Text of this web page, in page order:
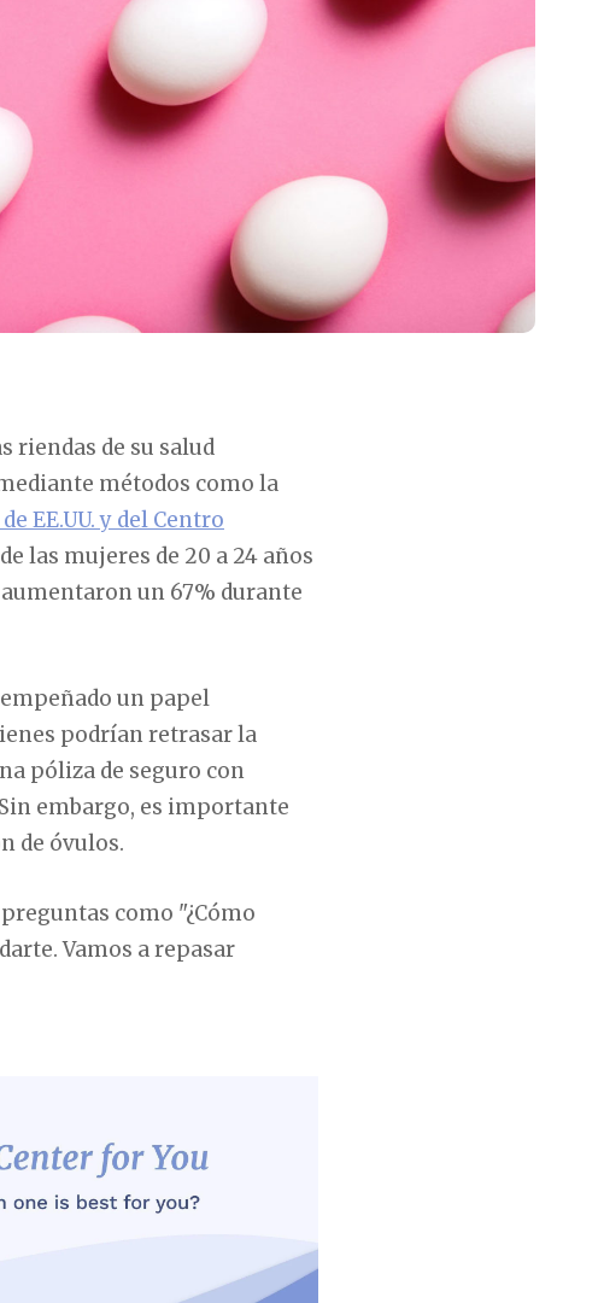
riendas de su salud
métodos como la
EE.UU. y del Centro
las mujeres de 20 a 24 años
un 67% durante
un papel
podrían retrasar la
póliza de seguro con
embargo, es importante
de óvulos.
como "¿Cómo
Vamos a repasar